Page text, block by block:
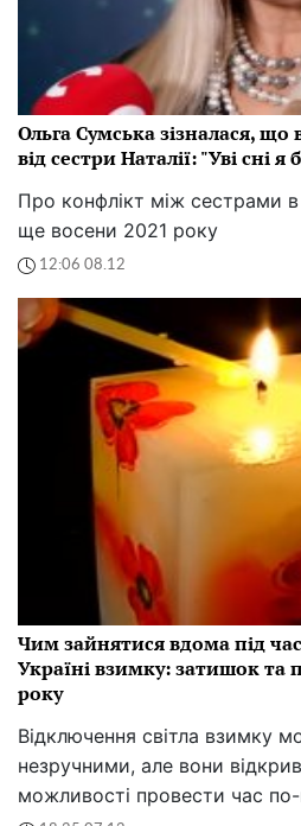
Ольга Сумська зізналася, що
від сестри Наталії: "Уві сні я
Про конфлікт між сестрами
ще восени 2021 року
12:06 08.12
Чим зайнятися вдома під
Україні взимку: затишок та
року
Відключення світла взимку
незручними, але вони
можливості провести час